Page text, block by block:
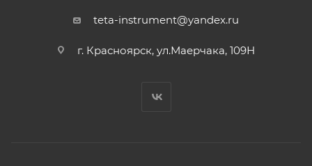
teta-instrument@yandex.ru
г. Красноярск, ул.Маерчака, 109Н